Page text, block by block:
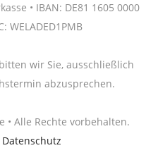
• IBAN: DE81 1605 0000
WELADED1PMB
wir Sie, ausschließlich
abzusprechen.
• Alle Rechte vorbehalten.
Datenschutz